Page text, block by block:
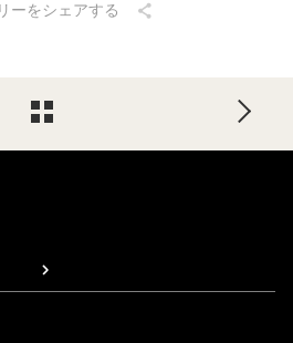
ーをシェアする